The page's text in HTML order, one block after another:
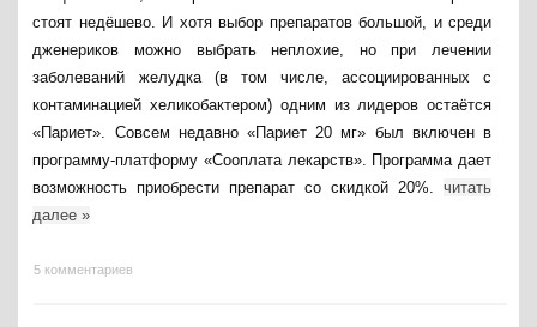
стоят недёшево. И хотя выбор препаратов большой, и среди
дженериков можно выбрать неплохие, но при лечении
заболеваний желудка (в том числе, ассоциированных с
контаминацией хеликобактером) одним из лидеров остаётся
«Париет». Совсем недавно «Париет 20 мг» был включен в
программу-платформу «Сооплата лекарств». Программа дает
возможность приобрести препарат со скидкой 20%. читать
далее»
5 комментариев